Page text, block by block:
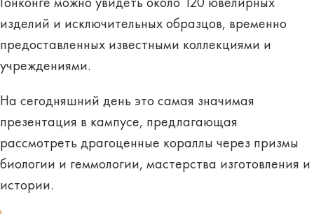
Гонконге можно увидеть около 120 ювелирных
изделий и исключительных образцов, временно
предоставленных известными коллекциями и
учреждениями.
На сегодняшний день это самая значимая
презентация в кампусе, предлагающая
рассмотреть драгоценные кораллы через призмы
биологии и геммологии, мастерства изготовления и
истории.